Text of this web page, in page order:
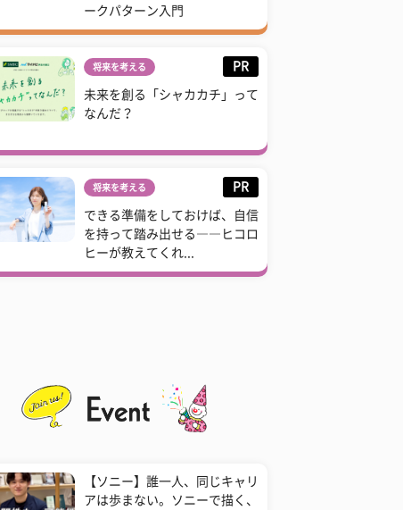
ークパターン入門
将来を考える PR
未来を創る「シャカカチ」って
なんだ？
将来を考える PR
できる準備をしておけば、自信
を持って踏み出せる――ヒコロ
ヒーが教えてくれ...
【ソニー】誰一人、同じキャリ
アは歩まない。ソニーで描く、